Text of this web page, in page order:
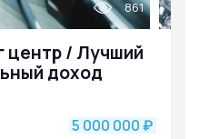
центр / Лучший
доход
861
5 000 000 ₽